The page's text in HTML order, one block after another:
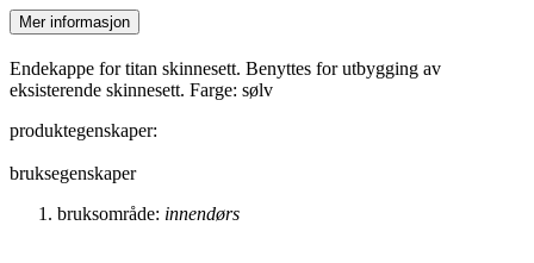
Mer informasjon
Endekappe for titan skinnesett. Benyttes for utbygging av
eksisterende skinnesett. Farge: sølv
produktegenskaper:
bruksegenskaper
bruksområde: innendørs